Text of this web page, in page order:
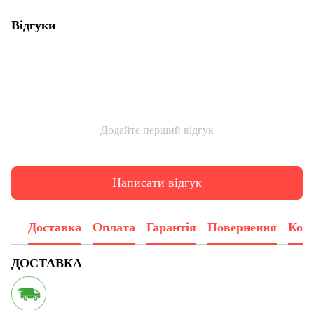
Відгуки
Додайте перший відгук
Написати відгук
Доставка Оплата Гарантія Повернення
ДОСТАВКА